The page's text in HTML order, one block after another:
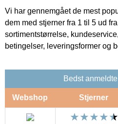
Vi har gennemgået de mest
dem med stjerner fra 1 til 5 ud
sortimentstørrelse,
betingelser, leveringsformer og
Bedst
Webshop Stjerner